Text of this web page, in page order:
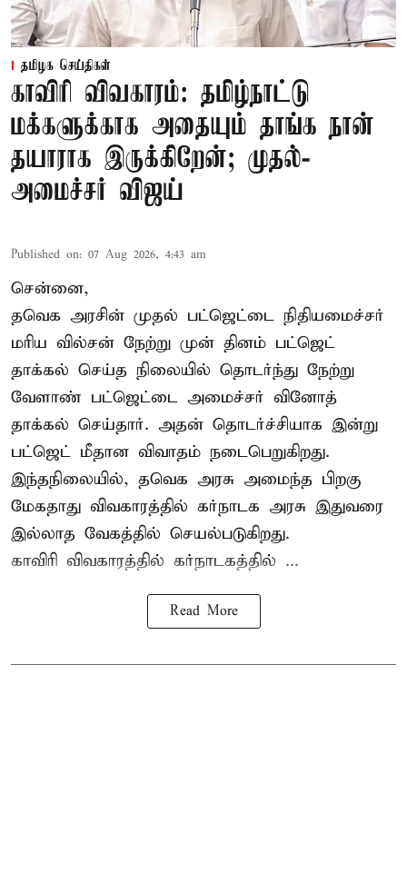
தமிழக செய்திகள்
காவிரி விவகாரம்: தமிழ்நாட்டு
மக்களுக்காக அதையும் தாங்க நான்
தயாராக இருக்கிறேன்; முதல்-
அமைச்சர் விஜய்
Published on: 07 Aug 2026, 4:43 am
சென்னை,
தவெக அரசின் முதல் பட்ஜெட்டை நிதியமைச்சர்
மரிய வில்சன் நேற்று முன் தினம் பட்ஜெட்
தாக்கல் செய்த நிலையில் தொடர்ந்து நேற்று
வேளாண் பட்ஜெட்டை அமைச்சர் வினோத்
தாக்கல் செய்தார். அதன் தொடர்ச்சியாக இன்று
பட்ஜெட் மீதான விவாதம் நடைபெறுகிறது.
இந்தநிலையில், தவெக அரசு அமைந்த பிறகு
மேகதாது விவகாரத்தில் கர்நாடக அரசு இதுவரை
இல்லாத வேகத்தில் செயல்படுகிறது.
காவிரி விவகாரத்தில் கர்நாடகத்தில் ...
Read More